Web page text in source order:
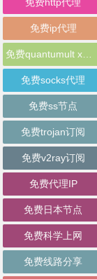
免费ip代理
免费socks代理
免费ss节点
免费trojan订阅
免费v2ray订阅
免费代理IP
免费日本节点
免费科学上网
免费线路分享